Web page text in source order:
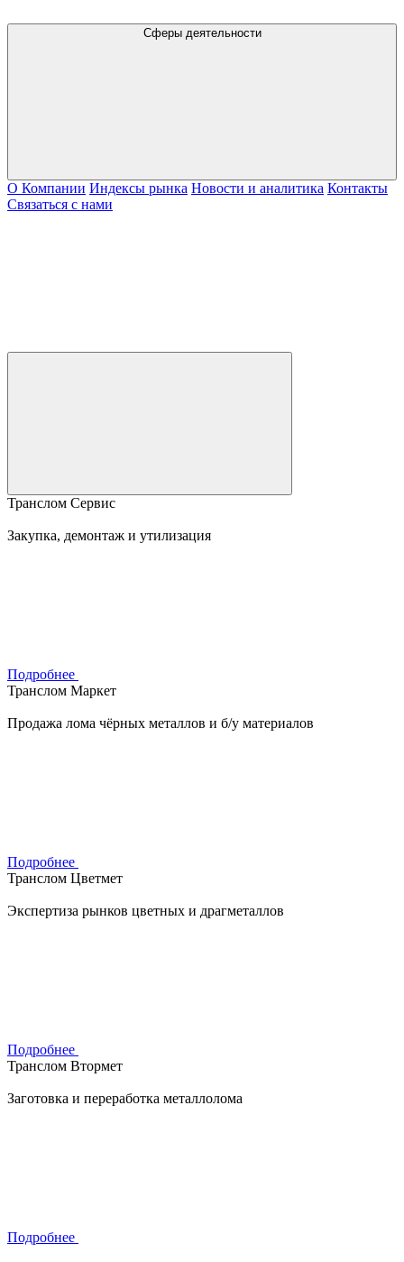
Сферы деятельности
О Компании Индексы рынка Новости и аналитика Контакты
Связаться с нами
Транслом Сервис
Закупка, демонтаж и утилизация
Подробнее
Транслом Маркет
Продажа лома чёрных металлов и б/у материалов
Подробнее
Транслом Цветмет
Экспертиза рынков цветных и драгметаллов
Подробнее
Транслом Втормет
Заготовка и переработка металлолома
Подробнее